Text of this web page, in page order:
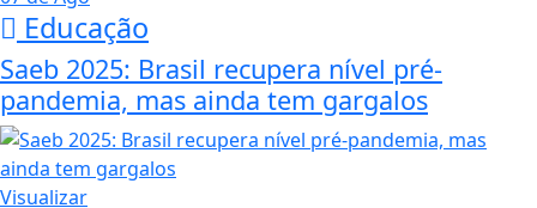
Educação
Saeb 2025: Brasil recupera nível pré-
pandemia, mas ainda tem gargalos
Visualizar